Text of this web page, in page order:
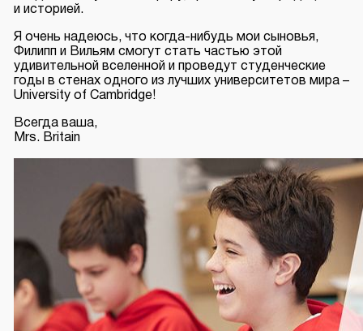
и историей.
Я очень надеюсь, что когда-нибудь мои сыновья,
Филипп и Вильям смогут стать частью этой
удивительной вселенной и проведут студенческие
годы в стенах одного из лучших университетов мира –
University of Cambridge!
Всегда ваша,
Mrs. Britain